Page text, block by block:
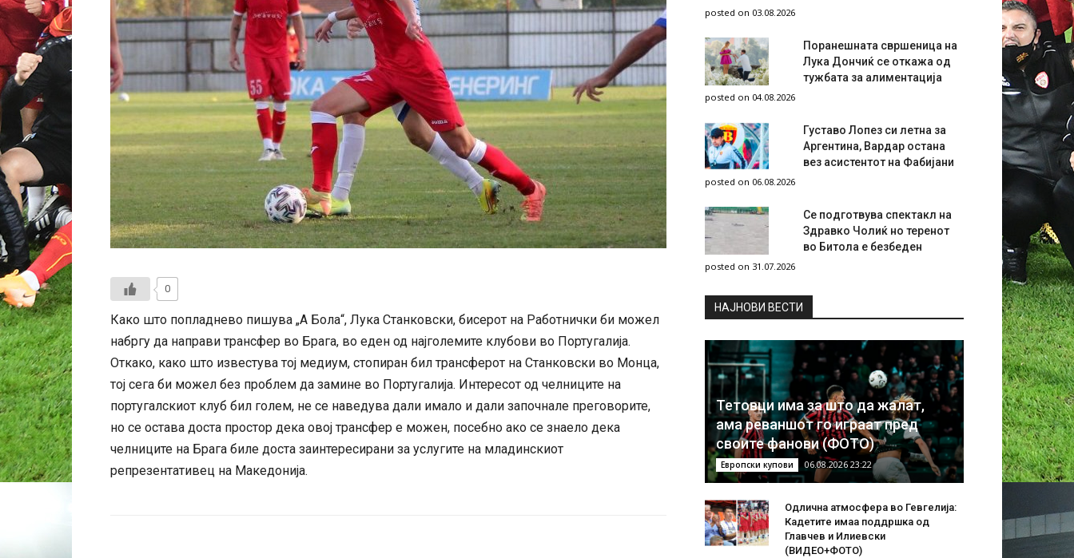
0
Како што попладнево пишува „А Бола“, Лука Станковски, бисерот на Работнички би можел
набргу да направи трансфер во Брага, во еден од најголемите клубови во Португалија.
Откако, како што известува тој медиум, стопиран бил трансферот на Станковски во Монца,
тој сега би можел без проблем да замине во Португалија. Интересот од челниците на
португалскиот клуб бил голем, не се наведува дали имало и дали започнале преговорите,
но се остава доста простор дека овој трансфер е можен, посебно ако се знаело дека
челниците на Брага биле доста заинтересирани за услугите на младинскиот
репрезентативец на Македонија.
posted on 03.08.2026
Поранешната свршеница на
Лука Дончиќ се откажа од
тужбата за алиментација
posted on 04.08.2026
Густаво Лопез си летна за
Аргентина, Вардар остана
вез асистентот на Фабијани
posted on 06.08.2026
Се подготвува спектакл на
Здравко Чолиќ но теренот
во Битола е безбеден
posted on 31.07.2026
НAЈНОВИ ВЕСТИ
Тетовци има за што да жалат,
ама реваншот го играат пред
своите фанови (ФОТО)
Европски купови 06.08.2026 23:22
Одлична атмосфера во Гевгелија:
Кадетите имаа поддршка од
Главчев и Илиевски
(ВИДЕО+ФОТО)